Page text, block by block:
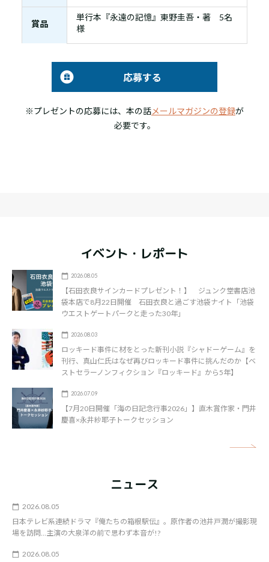
賞品
単行本『永遠の記憶』東野圭吾・著 5名
様
応募する
※プレゼントの応募には、本の話メールマガジンの登録が
必要です。
イベント・レポート
2026.08.05
【石田衣良サインカードプレゼント！】 ジュンク堂書店池
袋本店で8月22日開催 石田衣良と過ごす池袋ナイト「池袋
ウエストゲートパークと走った30年」
2026.08.03
ロッキード事件に材をとった新刊小説『シャドーゲーム』を
刊行、真山仁氏はなぜ再びロッキード事件に挑んだのか【ベ
ストセラーノンフィクション『ロッキード』から5年】
2026.07.09
【7月20日開催「海の日記念行事2026」】直木賞作家・門井
慶喜×永井紗耶子トークセッション
ニュース
2026.08.05
日本テレビ系連続ドラマ『俺たちの箱根駅伝』。原作者の池井戸潤が撮影現
場を訪問…主演の大泉洋の前で思わず本音が!?
2026.08.05